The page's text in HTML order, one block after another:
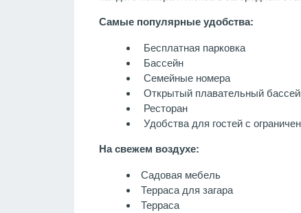
Самые популярные удобства:
Бесплатная парковка
Бассейн
Семейные номера
Открытый плавательный
Ресторан
Удобства для гостей с
На свежем воздухе:
Садовая мебель
Терраса для загара
Терраса